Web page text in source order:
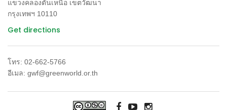
แขวงคลองตันเหนือ เขตวัฒนา
กรุงเทพฯ 10110
Get directions
โทร: 02-662-5766
อีเมล: gwf@greenworld.or.th